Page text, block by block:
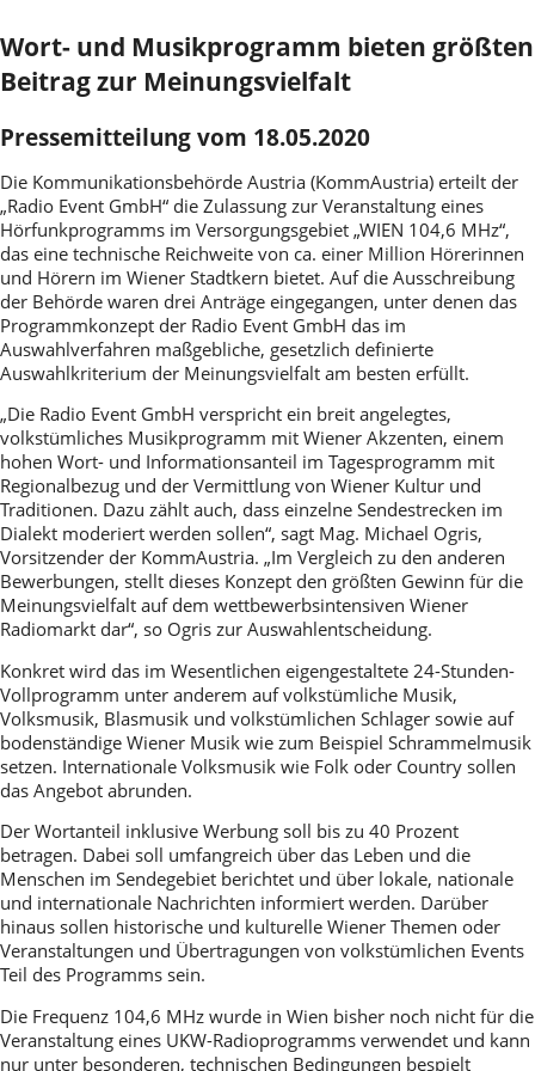
Wort- und Musikprogramm bieten größten
Beitrag zur Meinungsvielfalt
Pressemitteilung vom 18.05.2020
Die Kommunikationsbehörde Austria (KommAustria) erteilt der
„Radio Event GmbH“ die Zulassung zur Veranstaltung eines
Hörfunkprogramms im Versorgungsgebiet „WIEN 104,6 MHz“,
das eine technische Reichweite von ca. einer Million Hörerinnen
und Hörern im Wiener Stadtkern bietet. Auf die Ausschreibung
der Behörde waren drei Anträge eingegangen, unter denen das
Programmkonzept der Radio Event GmbH das im
Auswahlverfahren maßgebliche, gesetzlich definierte
Auswahlkriterium der Meinungsvielfalt am besten erfüllt.
„Die Radio Event GmbH verspricht ein breit angelegtes,
volkstümliches Musikprogramm mit Wiener Akzenten, einem
hohen Wort- und Informationsanteil im Tagesprogramm mit
Regionalbezug und der Vermittlung von Wiener Kultur und
Traditionen. Dazu zählt auch, dass einzelne Sendestrecken im
Dialekt moderiert werden sollen“, sagt Mag. Michael Ogris,
Vorsitzender der KommAustria. „Im Vergleich zu den anderen
Bewerbungen, stellt dieses Konzept den größten Gewinn für die
Meinungsvielfalt auf dem wettbewerbsintensiven Wiener
Radiomarkt dar“, so Ogris zur Auswahlentscheidung.
Konkret wird das im Wesentlichen eigengestaltete 24-Stunden-
Vollprogramm unter anderem auf volkstümliche Musik,
Volksmusik, Blasmusik und volkstümlichen Schlager sowie auf
bodenständige Wiener Musik wie zum Beispiel Schrammelmusik
setzen. Internationale Volksmusik wie Folk oder Country sollen
das Angebot abrunden.
Der Wortanteil inklusive Werbung soll bis zu 40 Prozent
betragen. Dabei soll umfangreich über das Leben und die
Menschen im Sendegebiet berichtet und über lokale, nationale
und internationale Nachrichten informiert werden. Darüber
hinaus sollen historische und kulturelle Wiener Themen oder
Veranstaltungen und Übertragungen von volkstümlichen Events
Teil des Programms sein.
Die Frequenz 104,6 MHz wurde in Wien bisher noch nicht für die
Veranstaltung eines UKW-Radioprogramms verwendet und kann
nur unter besonderen, technischen Bedingungen bespielt